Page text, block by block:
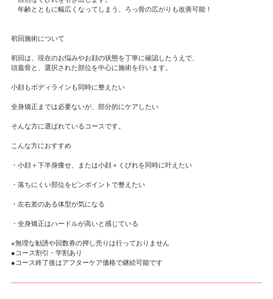
年齢とともに幅広くなってしまう、ろっ骨の広がりも改善可能！
初回施術について
初回は、現在のお悩みやお顔の状態を丁寧に確認したうえで、
頭蓋骨と、選択された部位を中心に施術を行います。
小顔もボディラインも同時に整えたい
全身矯正までは必要ないが、部分的にケアしたい
そんな方に選ばれているコースです。
こんな方におすすめ
・小顔＋下半身痩せ、または小顔＋くびれを同時に叶えたい
・落ちにくい部位をピンポイントで整えたい
・左右差のある体型が気になる
・全身矯正はハードルが高いと感じている
※無理な勧誘や回数券の押し売りは行っておりません
●コース割引・学割あり
●コース終了後はアフターケア価格で継続可能です